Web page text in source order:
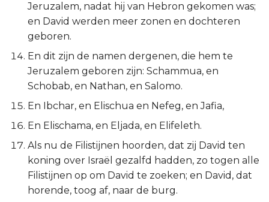
Jeruzalem, nadat hij van Hebron gekomen was;
en David werden meer zonen en dochteren
geboren.
En dit zijn de namen dergenen, die hem te
Jeruzalem geboren zijn: Schammua, en
Schobab, en Nathan, en Salomo.
En Ibchar, en Elischua en Nefeg, en Jafia,
En Elischama, en Eljada, en Elifeleth.
Als nu de Filistijnen hoorden, dat zij David ten
koning over Israël gezalfd hadden, zo togen alle
Filistijnen op om David te zoeken; en David, dat
horende, toog af, naar de burg.